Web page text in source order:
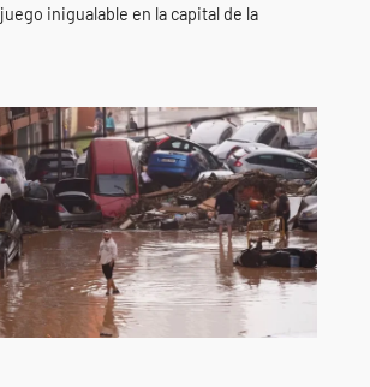
inigualable en la capital de la